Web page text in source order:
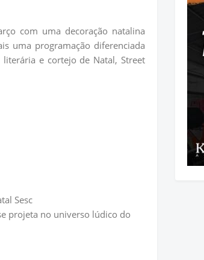
com uma decoração natalina
uma programação diferenciada
e cortejo de Natal, Street
Sesc
projeta no universo lúdico do